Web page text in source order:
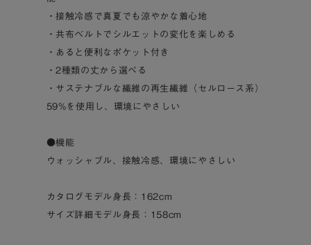
・接触冷感で真夏でも涼やかな着心地
・共布ベルトでシルエットの変化を楽しめる
・あると便利なポケット付き
・2種類の丈から選べる
・サステナブルな繊維の再生繊維（セルロース系）
59%を使用し、環境にやさしい
●機能
ウォッシャブル、接触冷感、環境にやさしい
カタログモデル身長：162cm
サイズ詳細モデル身長：158cm